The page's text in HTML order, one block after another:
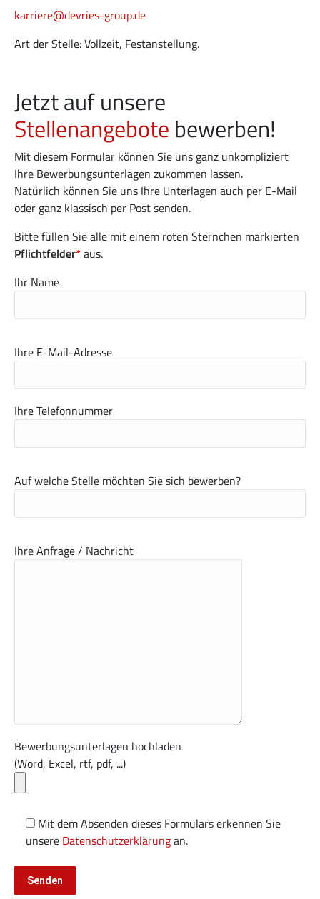
karriere@devries-group.de
Art der Stelle: Vollzeit, Festanstellung.
Jetzt auf unsere
Stellenangebote bewerben!
Mit diesem Formular können Sie uns ganz unkompliziert
Ihre Bewerbungsunterlagen zukommen lassen.
Natürlich können Sie uns Ihre Unterlagen auch per E-Mail
oder ganz klassisch per Post senden.
Bitte füllen Sie alle mit einem roten Sternchen markierten
Pflichtfelder*aus.
Ihr Name
Ihre E-Mail-Adresse
Ihre Telefonnummer
Auf welche Stelle möchten Sie sich bewerben?
Ihre Anfrage / Nachricht
Bewerbungsunterlagen hochladen
(Word, Excel, rtf, pdf, ...)
Mit dem Absenden dieses Formulars erkennen Sie
unsere Datenschutzerklärungan.